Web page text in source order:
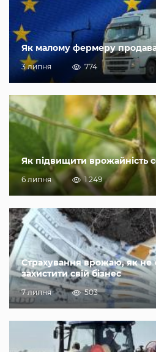
Як малому фермеру
3 липня 774
Як підвищити врожайність
6 липня 1 249
Страхування врожаю, як не
захистити свій бізнес
7 липня 503